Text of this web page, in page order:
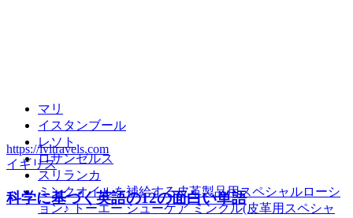
マリ
イスタンブール
レソト
ロサンゼルス
スリランカ
ミンクオイルを補給する皮革製品用スペシャルローシ
ョン♪ トーエー シューケア ミンクル(皮革用スペシャ
https://lvltravels.com
イギリス
科学に基づく英語の12の面白い単語